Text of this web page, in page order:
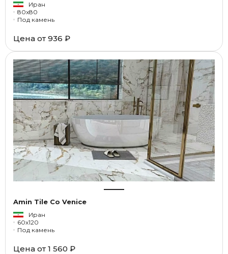
Иран
80x80
Под камень
Цена от 936 ₽
Amin Tile Co Venice
Иран
60x120
Под камень
Цена от 1 560 ₽